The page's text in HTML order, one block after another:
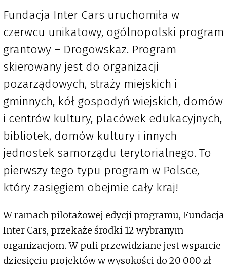
Fundacja Inter Cars uruchomiła w
czerwcu unikatowy, ogólnopolski program
grantowy – Drogowskaz. Program
skierowany jest do organizacji
pozarządowych, straży miejskich i
gminnych, kół gospodyń wiejskich, domów
i centrów kultury, placówek edukacyjnych,
bibliotek, domów kultury i innych
jednostek samorządu terytorialnego. To
pierwszy tego typu program w Polsce,
który zasięgiem obejmie cały kraj!
W ramach pilotażowej edycji programu, Fundacja
Inter Cars, przekaże środki 12 wybranym
organizacjom. W puli przewidziane jest wsparcie
dziesięciu projektów w wysokości do 20 000 zł